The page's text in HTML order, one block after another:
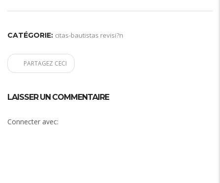
CATÉGORIE: citas-bautistas revisi?n
PARTAGEZ CECI
LAISSER UN COMMENTAIRE
Connecter avec: